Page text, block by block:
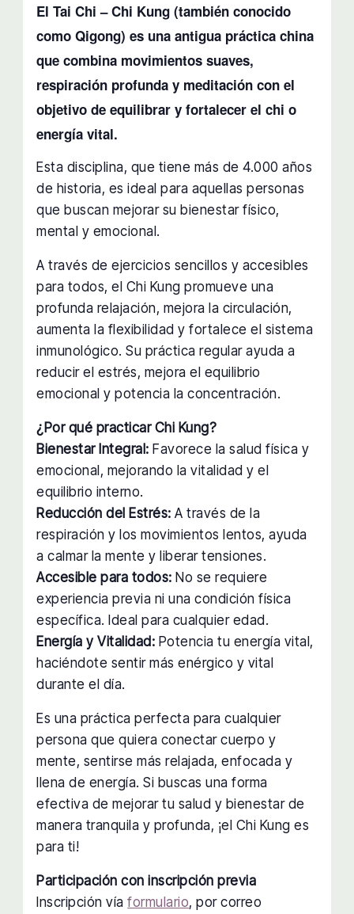
El Tai Chi – Chi Kung (también conocido
como Qigong) es una antigua práctica china
que combina movimientos suaves,
respiración profunda y meditación con el
objetivo de equilibrar y fortalecer el chi o
energía vital.
Esta disciplina, que tiene más de 4.000 años
de historia, es ideal para aquellas personas
que buscan mejorar su bienestar físico,
mental y emocional.
A través de ejercicios sencillos y accesibles
para todos, el Chi Kung promueve una
profunda relajación, mejora la circulación,
aumenta la flexibilidad y fortalece el sistema
inmunológico. Su práctica regular ayuda a
reducir el estrés, mejora el equilibrio
emocional y potencia la concentración.
¿Por qué practicar Chi Kung?
Bienestar Integral: Favorece la salud física y
emocional, mejorando la vitalidad y el
equilibrio interno.
Reducción del Estrés: A través de la
respiración y los movimientos lentos, ayuda
a calmar la mente y liberar tensiones.
Accesible para todos: No se requiere
experiencia previa ni una condición física
específica. Ideal para cualquier edad.
Energía y Vitalidad: Potencia tu energía vital,
haciéndote sentir más enérgico y vital
durante el día.
Es una práctica perfecta para cualquier
persona que quiera conectar cuerpo y
mente, sentirse más relajada, enfocada y
llena de energía. Si buscas una forma
efectiva de mejorar tu salud y bienestar de
manera tranquila y profunda, ¡el Chi Kung es
para ti!
Participación con inscripción previa
Inscripción víaformulario, por correo